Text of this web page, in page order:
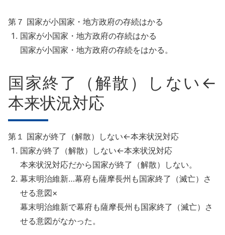
第７ 国家が小国家・地方政府の存続はかる
国家が小国家・地方政府の存続はかる
国家が小国家・地方政府の存続をはかる。
国家終了（解散）しない←
本来状況対応
第１ 国家が終了（解散）しない←本来状況対応
国家が終了（解散）しない←本来状況対応
本来状況対応だから国家が終了（解散）しない。
幕末明治維新…幕府も薩摩長州も国家終了（滅亡）さ
せる意図×
幕末明治維新で幕府も薩摩長州も国家終了（滅亡）さ
せる意図がなかった。